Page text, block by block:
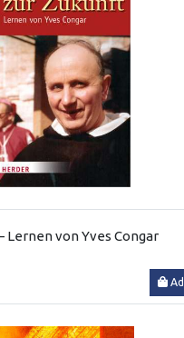
Lernen von Yves Congar